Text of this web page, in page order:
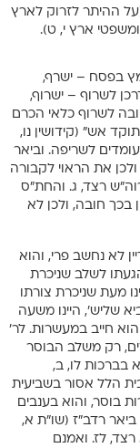
ההיתר לזרוק לארץ
ומשפטי ארץ י, ט).
בפסח – ישרף,
לשרוף – ישרוף,
לשרוף כלאי הכרם
אש” (קידושין נו,
לשריפה. וביאר
ולכן את הראוי לקבורה
רצד, ג. והחת”ס
בכך חובה, ולכן לא
לא נחשב פרי, והוא
לשלב שניכרת
מעת שניכרת צורתו
שליש’, היינו משעה
חייב במעשרות. לר’
רק משלב הבוסר
בברכות לו, ב,
הלל אסור בשביעית
בוסר, והוא בענבים
ביאר רדב”ז (שו”ת א,
לז. ואמנם